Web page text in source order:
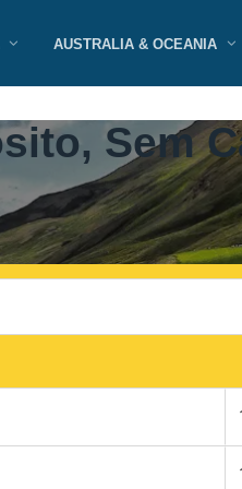
AUSTRALIA & OCEANIA
Sem